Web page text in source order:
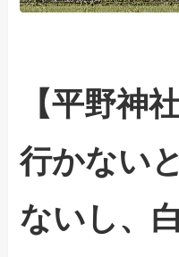
【平野神
行かない
ないし、